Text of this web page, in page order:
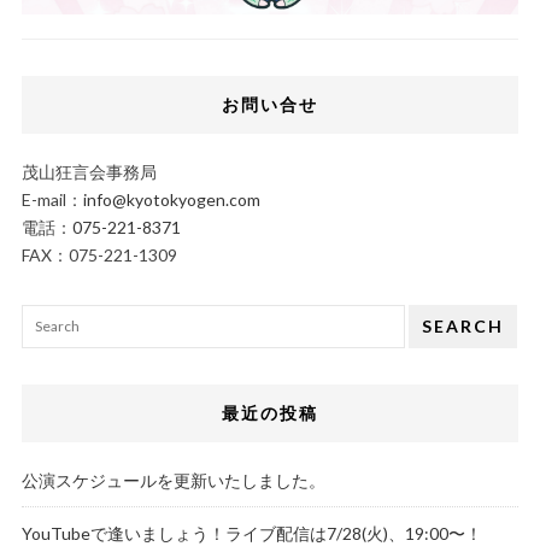
お問い合せ
茂山狂言会事務局
E-mail： info@kyotokyogen.com
電話： 075-221-8371
FAX：075-221-1309
SEARCH
最近の投稿
公演スケジュールを更新いたしました。
YouTubeで逢いましょう！ライブ配信は7/28(火)、19:00〜！